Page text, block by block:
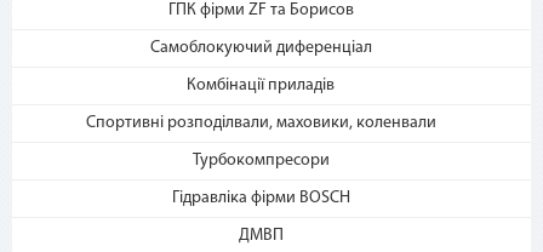
ГПК фірми ZF та Борисов
Самоблокуючий диференціал
Комбінації приладів
Спортивні розподілвали, маховики, коленвали
Турбокомпресори
Гідравліка фірми BOSCH
ДМВП
4. Каждые 30 дней с момента